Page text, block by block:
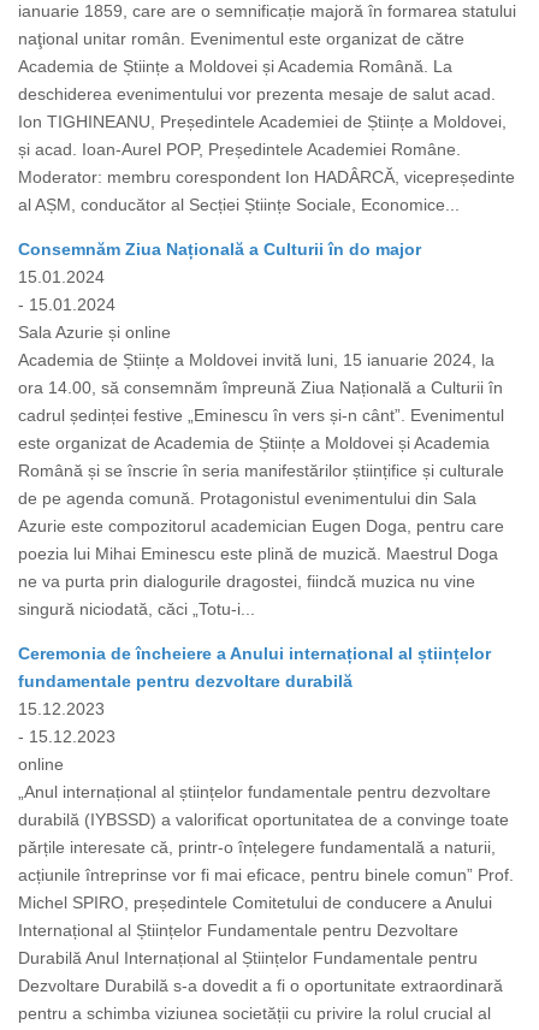
ianuarie 1859, care are o semnificație majoră în formarea statului
naţional unitar român. Evenimentul este organizat de către
Academia de Științe a Moldovei și Academia Română. La
deschiderea evenimentului vor prezenta mesaje de salut acad.
Ion TIGHINEANU, Președintele Academiei de Științe a Moldovei,
și acad. Ioan-Aurel POP, Președintele Academiei Române.
Moderator: membru corespondent Ion HADÂRCĂ, vicepreședinte
al AȘM, conducător al Secției Științe Sociale, Economice...
Consemnăm Ziua Națională a Culturii în do major
15.01.2024
- 15.01.2024
Sala Azurie și online
Academia de Științe a Moldovei invită luni, 15 ianuarie 2024, la
ora 14.00, să consemnăm împreună Ziua Națională a Culturii în
cadrul ședinței festive „Eminescu în vers și-n cânt”. Evenimentul
este organizat de Academia de Științe a Moldovei și Academia
Română și se înscrie în seria manifestărilor științifice și culturale
de pe agenda comună. Protagonistul evenimentului din Sala
Azurie este compozitorul academician Eugen Doga, pentru care
poezia lui Mihai Eminescu este plină de muzică. Maestrul Doga
ne va purta prin dialogurile dragostei, fiindcă muzica nu vine
singură niciodată, căci „Totu-i...
Ceremonia de încheiere a Anului internațional al științelor
fundamentale pentru dezvoltare durabilă
15.12.2023
- 15.12.2023
online
„Anul internațional al științelor fundamentale pentru dezvoltare
durabilă (IYBSSD) a valorificat oportunitatea de a convinge toate
părțile interesate că, printr-o înțelegere fundamentală a naturii,
acțiunile întreprinse vor fi mai eficace, pentru binele comun” Prof.
Michel SPIRO, președintele Comitetului de conducere a Anului
Internațional al Științelor Fundamentale pentru Dezvoltare
Durabilă Anul Internațional al Științelor Fundamentale pentru
Dezvoltare Durabilă s-a dovedit a fi o oportunitate extraordinară
pentru a schimba viziunea societății cu privire la rolul crucial al